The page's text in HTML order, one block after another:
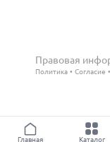
Правовая
Политика Согласие
Главная Каталог